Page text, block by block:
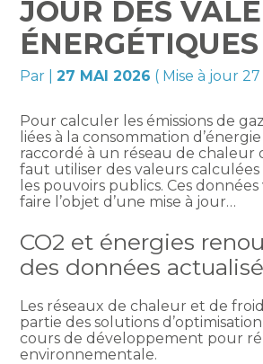
JOUR DES
ÉNERGÉTIQUES
Par |27 MAI 2026 ( Mise à jour
Pour calculer les émissions de
liées à la consommation
raccordé à un réseau de chaleur
faut utiliser des valeurs
les pouvoirs publics. Ces
faire l’objet d’une mise à jour…
CO2 et énergies
des données
Les réseaux de chaleur et de
partie des solutions
cours de développement pour
environnementale.